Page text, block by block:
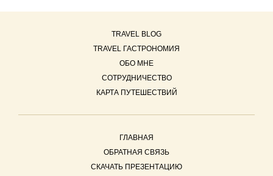
TRAVEL BLOG
TRAVEL ГАСТРОНОМИЯ
ОБО МНЕ
СОТРУДНИЧЕСТВО
КАРТА ПУТЕШЕСТВИЙ
ГЛАВНАЯ
ОБРАТНАЯ СВЯЗЬ
СКАЧАТЬ ПРЕЗЕНТАЦИЮ